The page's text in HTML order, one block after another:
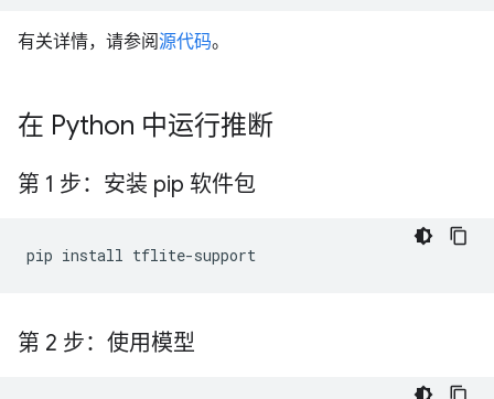
有关详情，请参阅源代码。
在 Python 中运行推断
第 1 步：安装 pip 软件包
第 2 步：使用模型